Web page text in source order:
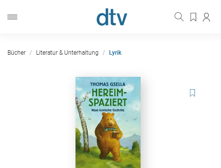
Bücher Literatur & Unterhaltung Lyrik